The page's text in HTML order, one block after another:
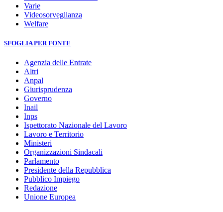
Varie
Videosorveglianza
Welfare
SFOGLIA PER FONTE
Agenzia delle Entrate
Altri
Anpal
Giurisprudenza
Governo
Inail
Inps
Ispettorato Nazionale del Lavoro
Lavoro e Territorio
Ministeri
Organizzazioni Sindacali
Parlamento
Presidente della Repubblica
Pubblico Impiego
Redazione
Unione Europea